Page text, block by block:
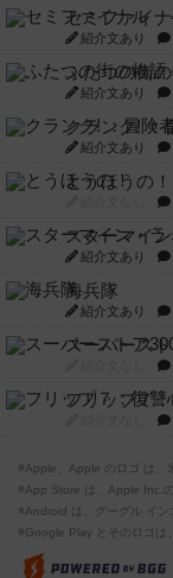
セミファイ
紹介文あり
ふたつの街
紹介文あり
クランク! ：
紹介文あり
とうほうの！
スターマイ
紹介文あり
海兵隊
紹介文あり
スーパース
フリップ７
※Apple、Apple のロゴ は、
※App Store は、Apple Inc.
※Android は、グーグル イン
※Google Play とそのロゴは